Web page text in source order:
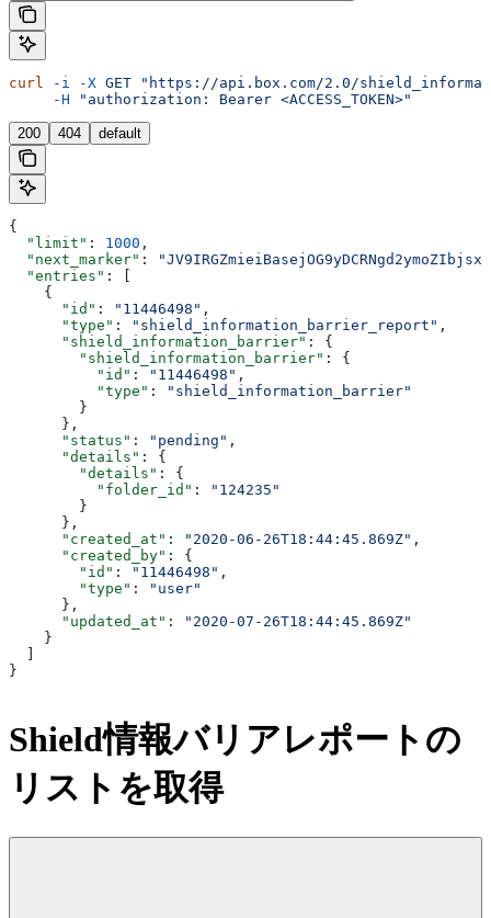
curl -i -X GET "https://api.box.com/2.0/
     -H
"authorization: Bearer <ACCESS_TOKEN>"
200 404 default
{
  "limit"
: 1000 ,
  "next_marker"
:
  "entries"
: [
    {
      "id"
: "11446498" ,
      "type"
: "shield_information_barrier_report" ,
      "shield_information_barrier"
: {
        "shield_information_barrier"
: {
          "id"
: "11446498" ,
          "type"
:
"shield_information_barrier"
        }
      },
      "status"
: "pending" ,
      "details"
: {
        "details"
: {
          "folder_id"
:
"124235"
        }
      },
      "created_at"
: "2020-06-26T18:44:45.869Z" ,
      "created_by"
: {
        "id"
: "11446498" ,
        "type"
:
"user"
      },
      "updated_at"
:
"2020-07-26T18:44:45.869Z"
    }
  ]
}
Shield情報バリアレポートの
リストを取得